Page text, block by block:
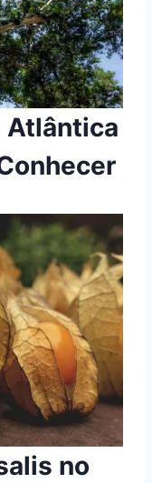
Atlântica
no